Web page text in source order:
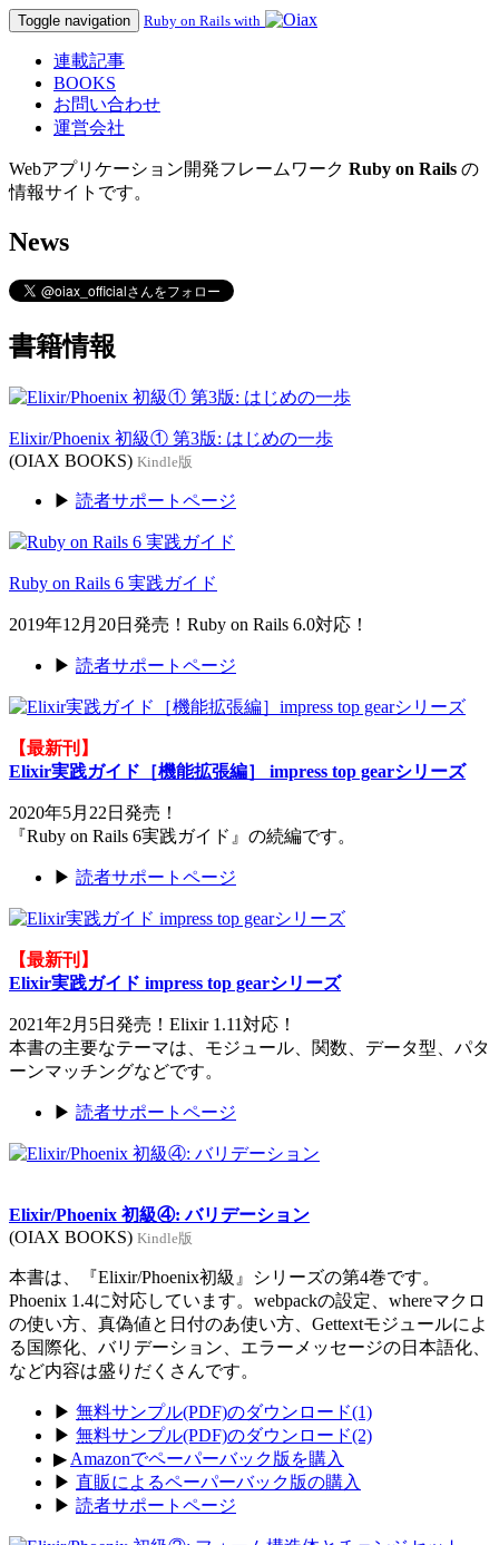
Toggle navigation Ruby on Rails with
連載記事
BOOKS
お問い合わせ
運営会社
Webアプリケーション開発フレームワーク Ruby on Rails の
情報サイトです。
News
書籍情報
Elixir/Phoenix 初級① 第3版: はじめの一歩
(OIAX BOOKS) Kindle版
▶ 読者サポートページ
Ruby on Rails 6 実践ガイド
2019年12月20日発売！Ruby on Rails 6.0対応！
▶ 読者サポートページ
【最新刊】
Elixir実践ガイド［機能拡張編］ impress top gearシリーズ
2020年5月22日発売！
『Ruby on Rails 6実践ガイド』の続編です。
▶ 読者サポートページ
【最新刊】
Elixir実践ガイド impress top gearシリーズ
2021年2月5日発売！Elixir 1.11対応！
本書の主要なテーマは、モジュール、関数、データ型、パタ
ーンマッチングなどです。
▶ 読者サポートページ
Elixir/Phoenix 初級④: バリデーション
(OIAX BOOKS) Kindle版
本書は、『Elixir/Phoenix初級』シリーズの第4巻です。
Phoenix 1.4に対応しています。webpackの設定、whereマクロ
の使い方、真偽値と日付のあ使い方、Gettextモジュールによ
る国際化、バリデーション、エラーメッセージの日本語化、
など内容は盛りだくさんです。
▶ 無料サンプル(PDF)のダウンロード(1)
▶ 無料サンプル(PDF)のダウンロード(2)
▶ Amazonでペーパーバック版を購入
▶ 直販によるペーパーバック版の購入
▶ 読者サポートページ